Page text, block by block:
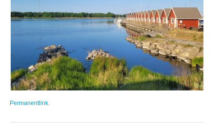
Permanentlink